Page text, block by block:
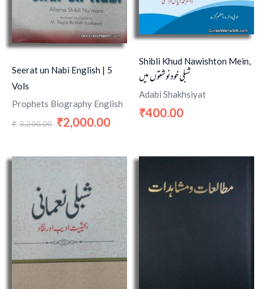
Seerat un Nabi English | 5
Vols
Prophets Biography English
₹ 3,200.00 ₹2,000.00
Shibli Khud Nawishton Mein,
شبلی خودنوشتوں میں
Adabi Shakhsiyat
₹400.00